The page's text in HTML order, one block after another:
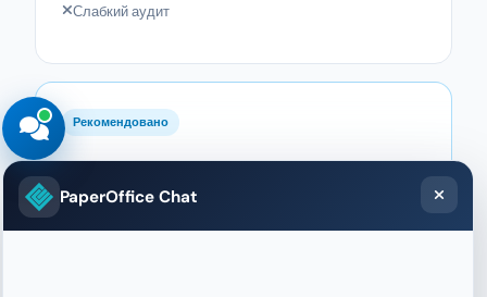
Слабкий аудит
Рекомендовано
PaperOffice Chat